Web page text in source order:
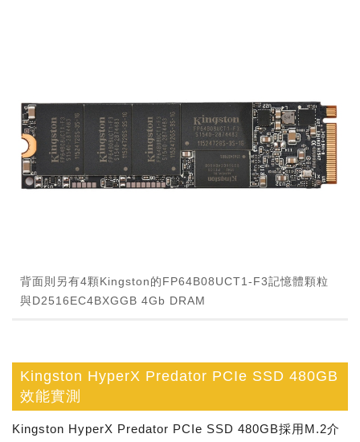
背面則另有4顆Kingston的FP64B08UCT1-F3記憶體顆粒
與D2516EC4BXGGB 4Gb DRAM
Kingston HyperX Predator PCIe SSD 480GB
效能實測
Kingston HyperX Predator PCIe SSD 480GB採用M.2介